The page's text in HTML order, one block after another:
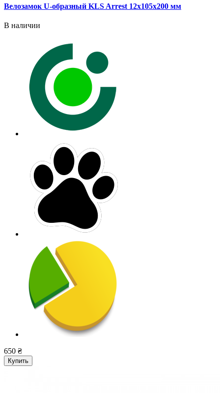
Велозамок U-образный KLS Arrest 12x105x200 мм
В наличии
650 ₴
Купить